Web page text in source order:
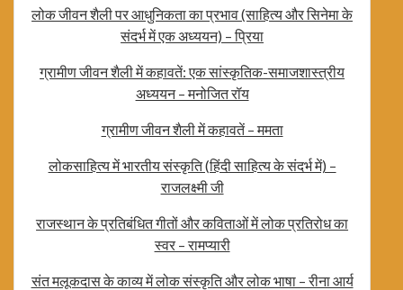
लोक जीवन शैली पर आधुनिकता का प्रभाव (साहित्य और सिनेमा के
संदर्भ में एक अध्ययन) – प्रिया
ग्रामीण जीवन शैली में कहावतें: एक सांस्कृतिक-समाजशास्त्रीय
अध्ययन – मनोजित रॉय
ग्रामीण जीवन शैली में कहावतें – ममता
लोकसाहित्य में भारतीय संस्कृति (हिंदी साहित्य के संदर्भ में) –
राजलक्ष्मी जी
राजस्थान के प्रतिबंधित गीतों और कविताओं में लोक प्रतिरोध का
स्वर – रामप्यारी
संत मलूकदास के काव्य में लोक संस्कृति और लोक भाषा – रीना आर्य